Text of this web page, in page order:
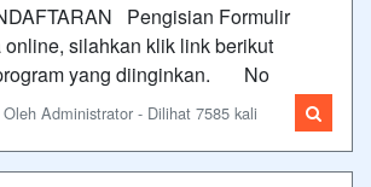
Pengisian Formulir
silahkan klik link berikut
yang diinginkan. No
Administrator - Dilihat 7585 kali